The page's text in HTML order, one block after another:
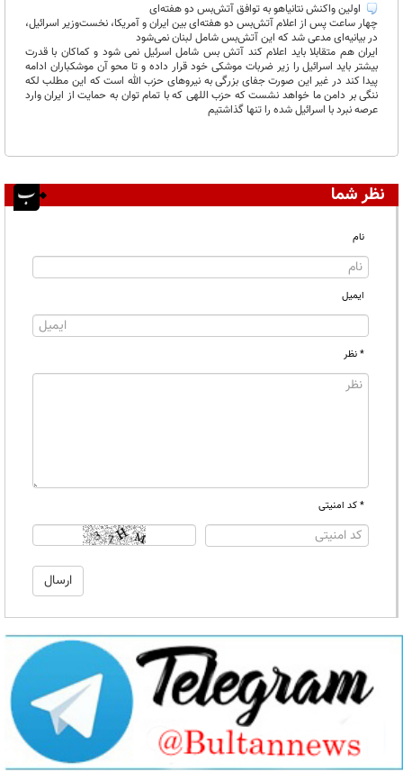
اولین واکنش نتانیاهو به توافق آتش‌بس دو هفته‌ای
چهار ساعت پس از اعلام آتش‌بس دو هفته‌ای بین ایران و آمریکا، نخست‌وزیر اسرائیل،
در بیانیه‌ای مدعی شد که این آتش‌بس شامل لبنان نمی‌شود
ایران هم متقابلا باید اعلام کند آتش بس شامل اسرئیل نمی شود و کماکان با قدرت
بیشتر باید اسرائیل را زیر ضربات موشکی خود قرار داده و تا محو آن موشکباران ادامه
پیدا کند در غیر این صورت جفای بزرگی به نیروهای حزب الله است که این مطلب لکه
ننگی بر دامن ما خواهد نشست که حزب اللهی که با تمام توان به حمایت از ایران وارد
عرصه نبرد با اسرائیل شده را تنها گذاشتیم
نظر شما
نام
ایمیل
* نظر
* کد امنیتی